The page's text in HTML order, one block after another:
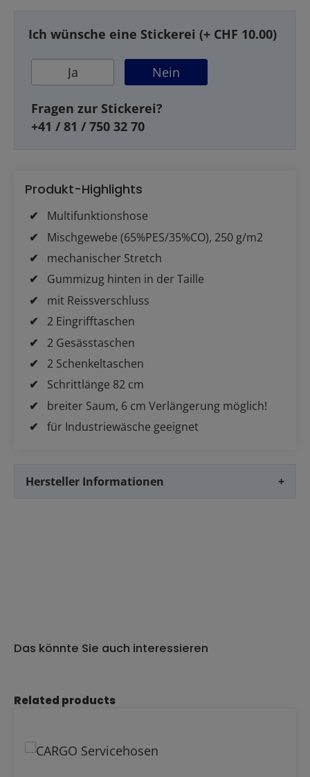
Ich wünsche eine Stickerei (+ CHF 10.00)
Ja Nein
Fragen zur Stickerei?
+41 / 81 / 750 32 70
Produkt-Highlights
Multifunktionshose
Mischgewebe (65%PES/35%CO), 250 g/m2
mechanischer Stretch
Gummizug hinten in der Taille
mit Reissverschluss
2 Eingrifftaschen
2 Gesässtaschen
2 Schenkeltaschen
Schrittlänge 82 cm
breiter Saum, 6 cm Verlängerung möglich!
für Industriewäsche geeignet
Hersteller Informationen +
Das könnte Sie auch interessieren
Produktgalerie überspringen
Related products